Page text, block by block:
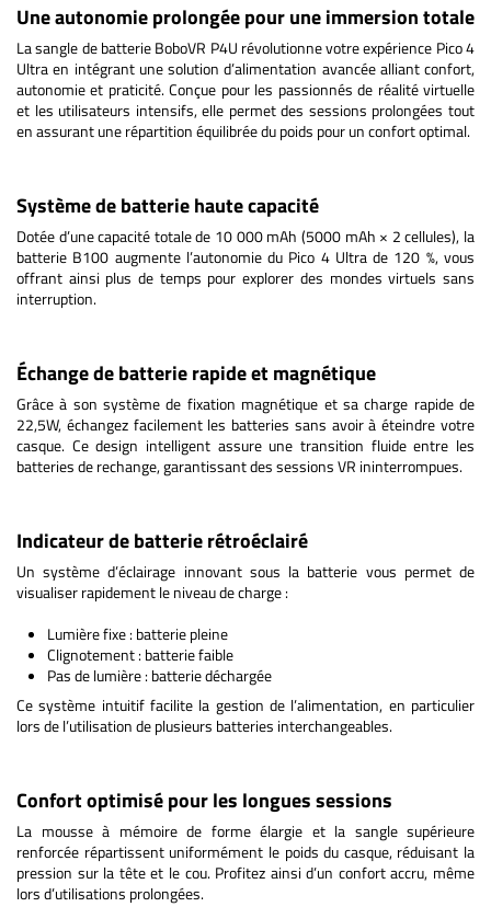
Une autonomie prolongée pour une immersion totale
La sangle de batterie BoboVR P4U révolutionne votre expérience Pico 4
Ultra en intégrant une solution d’alimentation avancée alliant confort,
autonomie et praticité. Conçue pour les passionnés de réalité virtuelle
et les utilisateurs intensifs, elle permet des sessions prolongées tout
en assurant une répartition équilibrée du poids pour un confort optimal.
Système de batterie haute capacité
Dotée d’une capacité totale de 10 000 mAh (5000 mAh × 2 cellules), la
batterie B100 augmente l’autonomie du Pico 4 Ultra de 120 %, vous
offrant ainsi plus de temps pour explorer des mondes virtuels sans
interruption.
Échange de batterie rapide et magnétique
Grâce à son système de fixation magnétique et sa charge rapide de
22,5W, échangez facilement les batteries sans avoir à éteindre votre
casque. Ce design intelligent assure une transition fluide entre les
batteries de rechange, garantissant des sessions VR ininterrompues.
Indicateur de batterie rétroéclairé
Un système d’éclairage innovant sous la batterie vous permet de
visualiser rapidement le niveau de charge :
Lumière fixe : batterie pleine
Clignotement : batterie faible
Pas de lumière : batterie déchargée
Ce système intuitif facilite la gestion de l’alimentation, en particulier
lors de l’utilisation de plusieurs batteries interchangeables.
Confort optimisé pour les longues sessions
La mousse à mémoire de forme élargie et la sangle supérieure
renforcée répartissent uniformément le poids du casque, réduisant la
pression sur la tête et le cou. Profitez ainsi d’un confort accru, même
lors d’utilisations prolongées.